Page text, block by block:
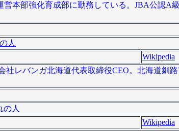
本部強化育成部に勤務している。JBA公認A
人
Wikipedia
社レバンガ北海道代表取締役CEO。北海道釧
の人
Wikipedia